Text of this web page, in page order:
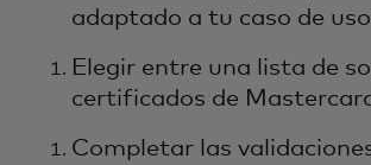
adaptado a tu caso de
Elegir entre una lista de
certificados de
Completar las